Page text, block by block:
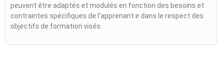
peuvent être adaptés et modulés en fonction des besoins et
contraintes spécifiques de l’apprenant.e dans le respect des
objectifs de formation visés.